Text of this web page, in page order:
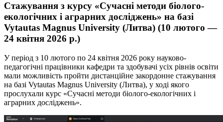
Стажування з курсу «Сучасні методи біолого-
екологічних і аграрних досліджень» на базі
Vytautas Magnus University (Литва) (10 лютого —
24 квітня 2026 р.)
У період з 10 лютого по 24 квітня 2026 року науково-
педагогічні працівники кафедри та здобувачі усіх рівнів освіти
мали можливість пройти дистанційне закордонне стажування
на базі Vytautas Magnus University (Литва), у ході якого
прослухали курс «Сучасні методи біолого-екологічних і
аграрних досліджень».